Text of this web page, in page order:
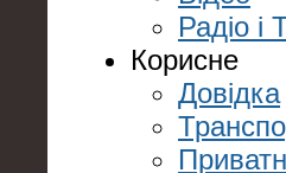
Радіо і
Корисне
Довідка